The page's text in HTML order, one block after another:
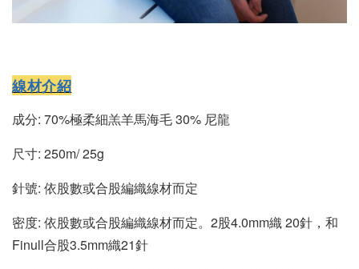
線材介紹
成分: 70%極柔細羔羊馬海毛 30% 尼龍
尺寸: 250m/ 25g
針號: 依股數或合股編織線材而定
密度: 依股數或合股編織線材而定。2股4.0mm織 20針，和
Finull合股3.5mm織21針